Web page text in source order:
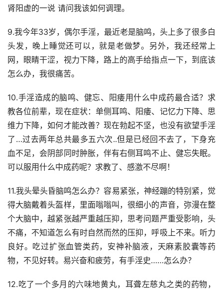
肾阳虚的一说 请问我该如何调理。
9.我今年33岁，偶尔手淫，最近老是脑鸣，头上多了很多白
头发，晚上睡觉还可以，就是老做梦。另外，我还经常上
网，眼睛干涩，视力下降，路上的高手给指点一下，到底该
怎么办，我很痛苦。
10.手淫造成的脑鸣、健忘、阳痿用什么中成药最合适？求
教各位前辈，现在症状：单侧耳鸣、阳痿、记忆力下降、思
维力下降，如何才能改善？现在勃起不坚，也没有欲望手淫
了…过去两年总共最多五六次..但是已经回不去了，下身充
血不足，会阴部同时肿胀，伴有右侧耳鸣不止、健忘失眠。
可以服用什么中成药呢？求教了、感激不尽啊！
11.我头晕头昏脑鸣怎么办？容易紧张，神经蹦的特别紧，觉
得大脑戴着头盔样，里面嗡嗡叫，很细小的声音，弥漫在整
个大脑中，越紧张越严重越压抑，思考问题严重受影响，头
不痛，不知道怎么有时自然而然的压抑，呼吸上不来。听力
良好。吃过扩张血管类药，安神补脑液，天麻素胶囊等药
物，不见好转。易兴奋和疲劳，有手淫史……怎么办？
12.吃了一个多月的六味地黄丸，耳聋左慈丸之类的药物，